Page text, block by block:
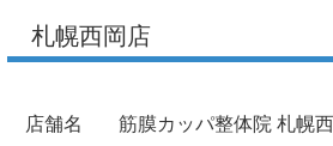
札幌西岡店
店舗名 筋膜カッパ整体院 札幌